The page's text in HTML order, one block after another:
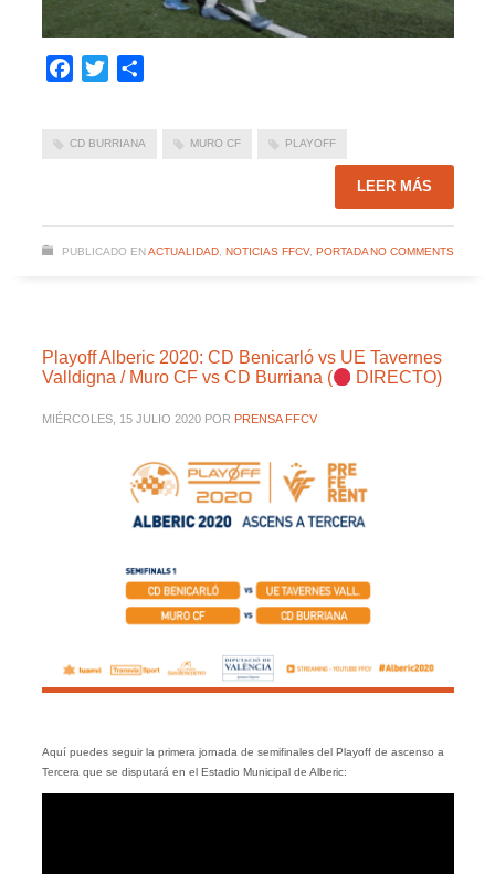
Facebook
Twitter
CD BURRIANA MURO CF PLAYOFF
LEER MÁS
PUBLICADO EN ACTUALIDAD, NOTICIAS FFCV, PORTADANO COMMENTS
Playoff Alberic 2020: CD Benicarló vs UE Tavernes
Valldigna / Muro CF vs CD Burriana (
DIRECTO)
MIÉRCOLES, 15 JULIO 2020 POR PRENSA FFCV
Aquí puedes seguir la primera jornada de semifinales del Playoff de ascenso a
Tercera que se disputará en el Estadio Municipal de Alberic: